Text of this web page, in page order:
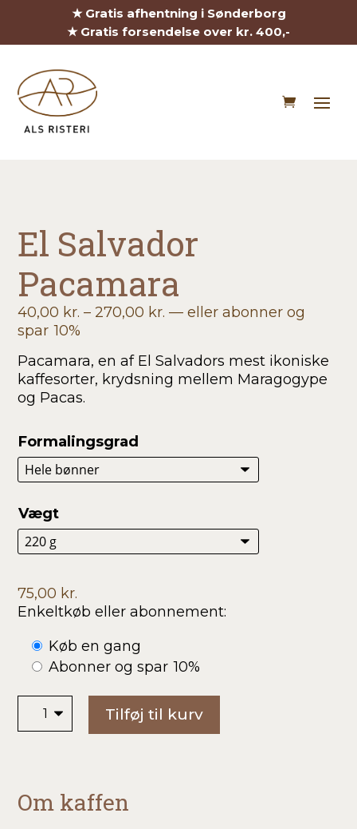
★ Gratis afhentning i Sønderborg
★ Gratis forsendelse over kr. 400,-
El Salvador
Pacamara
40,00 kr. – 270,00 kr. Prisinterval:
270,00 kr.
— eller abonner og
spar 10%
Pacamara, en af El Salvadors mest ikoniske
kaffesorter, krydsning mellem Maragogype
og Pacas.
Formalingsgrad
Vægt
75,00 kr.
Enkeltkøb eller abonnement:
Choose
purchase
Køb en gang
Abonner og spar 10%
Salvador
Tilføj til kurv
Om kaffen